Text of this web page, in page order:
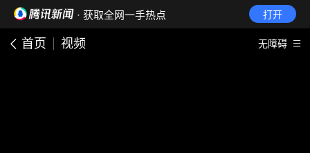
· 获取全网一手热点 打开
首页 视频 无障碍